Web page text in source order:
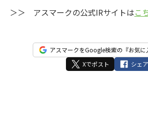
＞＞ アスマークの公式IRサイトはこ
アスマークをGoogle検索の『お気に
Xでポスト
シェア